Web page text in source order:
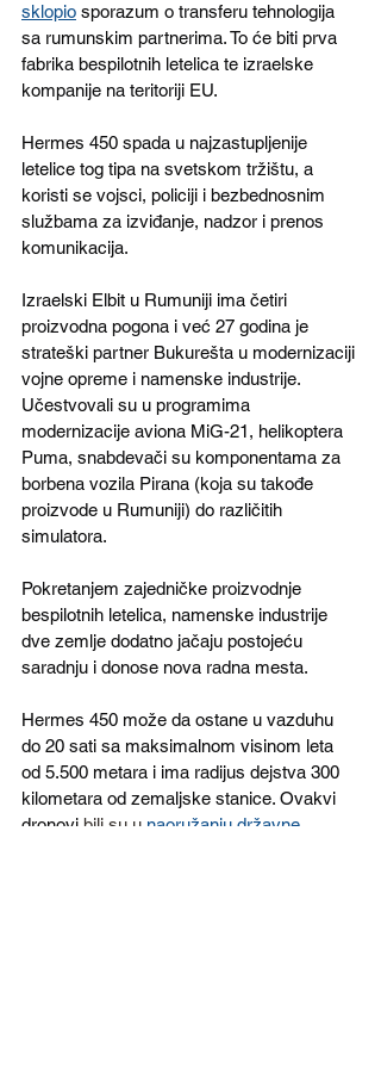
sklopio sporazum o transferu tehnologija
sa rumunskim partnerima. To će biti prva
fabrika bespilotnih letelica te izraelske
kompanije na teritoriji EU.
Hermes 450 spada u najzastupljenije
letelice tog tipa na svetskom tržištu, a
koristi se vojsci, policiji i bezbednosnim
službama za izviđanje, nadzor i prenos
komunikacija.
Izraelski Elbit u Rumuniji ima četiri
proizvodna pogona i već 27 godina je
strateški partner Bukurešta u modernizaciji
vojne opreme i namenske industrije.
Učestvovali su u programima
modernizacije aviona MiG-21, helikoptera
Puma, snabdevači su komponentama za
borbena vozila Pirana (koja su takođe
proizvode u Rumuniji) do različitih
simulatora.
Pokretanjem zajedničke proizvodnje
bespilotnih letelica, namenske industrije
dve zemlje dodatno jačaju postojeću
saradnju i donose nova radna mesta.
Hermes 450 može da ostane u vazduhu
do 20 sati sa maksimalnom visinom leta
od 5.500 metara i ima radijus dejstva 300
kilometara od zemaljske stanice. Ovakvi
dronovi bili su u naoružanju državne